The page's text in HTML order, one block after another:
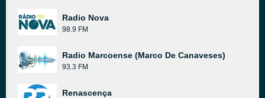
Radio Nova
98.9 FM
Radio Marcoense (Marco De Canaveses)
93.3 FM
Renascença